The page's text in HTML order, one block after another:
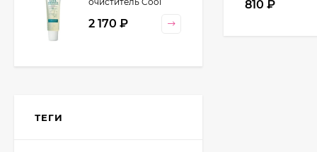
810 ₽
Cosmetics, 130 гр
2 170 ₽
ТЕГИ